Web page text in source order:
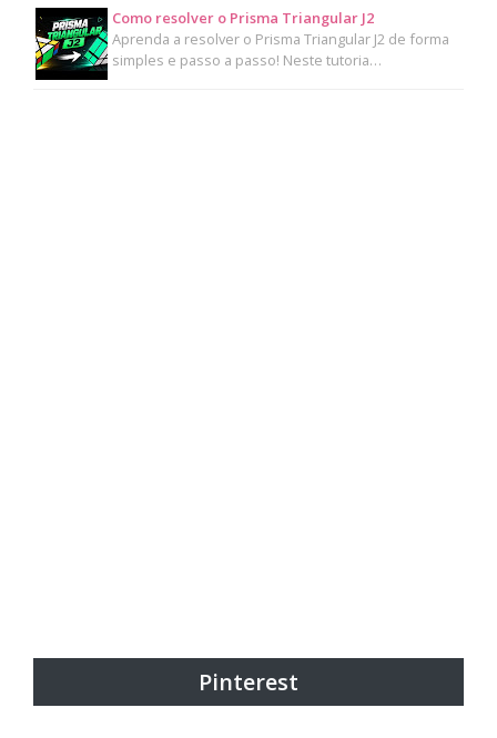
Como resolver o Prisma Triangular J2
Aprenda a resolver o Prisma Triangular J2 de forma
simples e passo a passo! Neste tutoria…
Pinterest